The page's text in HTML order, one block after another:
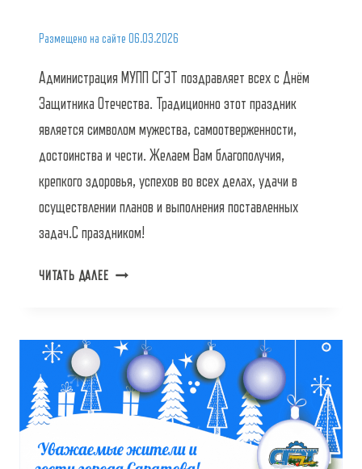
Размещено на сайте 06.03.2026
Администрация МУПП СГЭТ поздравляет всех с Днём
Защитника Отечества. Традиционно этот праздник
является символом мужества, самоотверженности,
достоинства и чести. Желаем Вам благополучия,
крепкого здоровья, успехов во всех делах, удачи в
осуществлении планов и выполнения поставленных
задач.С праздником!
ЧИТАТЬ ДАЛЕЕ